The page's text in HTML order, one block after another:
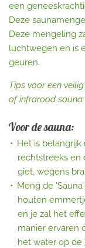
een
Deze
Deze mengeling
luchtwegen en is
geuren.
Tips voor een
of infrarood sauna:
Voor de sauna:
Het is
rechtstreeks en
giet, wegens
Meng de
houten
en je zal het
manier ervaren
het water op de